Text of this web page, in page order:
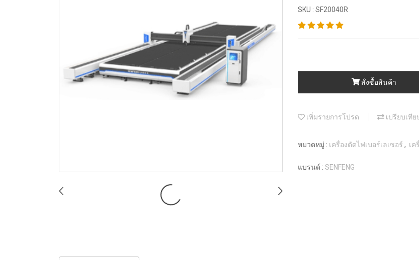
SKU : SF20040R
สั่งซื้อสินค้า
เพิ่มรายการโปรด เปรียบเทีย
หมวดหมู่ : เครื่องตัดไฟเบอร์เลเซอร์ , เค
แบรนด์ : SENFENG